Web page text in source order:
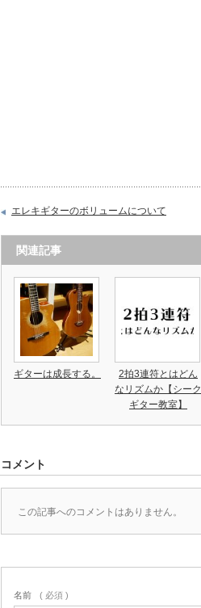
エレキギターのボリュームについて
関連記事
ギターは成長する。
2拍3連符とはどん
なリズムか【シーク
ギター教室】
コメント
この記事へのコメントはありません。
名前 ( 必須 )